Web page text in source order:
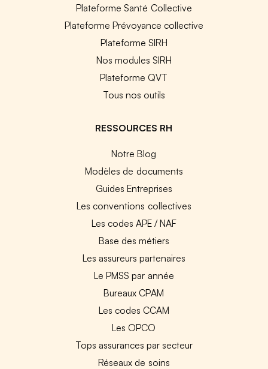
Plateforme Santé Collective
Plateforme Prévoyance collective
Plateforme SIRH
Nos modules SIRH
Plateforme QVT
Tous nos outils
RESSOURCES RH
Notre Blog
Modèles de documents
Guides Entreprises
Les conventions collectives
Les codes APE / NAF
Base des métiers
Les assureurs partenaires
Le PMSS par année
Bureaux CPAM
Les codes CCAM
Les OPCO
Tops assurances par secteur
Réseaux de soins